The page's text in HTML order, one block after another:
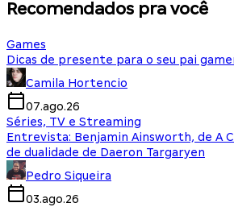
Recomendados pra você
Games
Dicas de presente para o seu pai
Camila Hortencio
07.ago.26
Séries, TV e Streaming
Entrevista: Benjamin Ainsworth, de A
de dualidade de Daeron Targaryen
Pedro Siqueira
03.ago.26